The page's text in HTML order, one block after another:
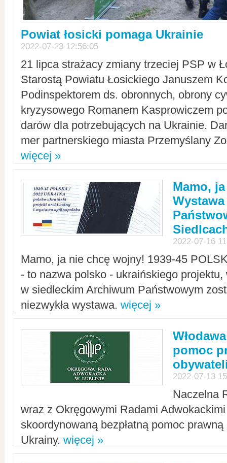
Powiat łosicki pomaga Ukrainie
2022-07-23 12:56:05
21 lipca strażacy zmiany trzeciej PSP w
Starostą Powiatu Łosickiego Januszem
Podinspektorem ds. obronnych, obrony
kryzysowego Romanem Kasprowiczem
darów dla potrzebujących na Ukrainie.
mer partnerskiego miasta Przemyślany
więcej »
Mamo,
2022-07-16
Mamo, ja nie chcę wojny! 1939-45
- to nazwa polsko - ukraińskiego
w siedleckim Archiwum Państwowym
niezwykła wystawa. więcej »
pomoc
2022-07-13
Naczelna
wraz z Okręgowymi Radami Adwokackimi
skoordynowaną bezpłatną pomoc
Ukrainy. więcej »